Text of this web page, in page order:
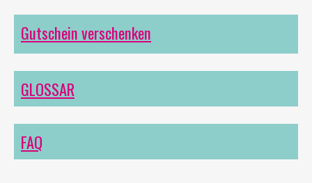
Gutschein verschenken
GLOSSAR
FAQ